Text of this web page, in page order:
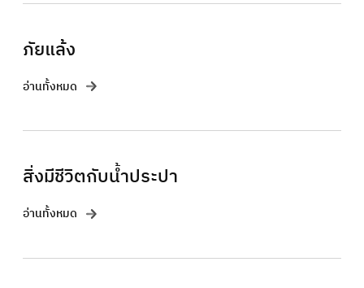
ภัยแล้ง
อ่านทั้งหมด
สิ่งมีชีวิตกับน้ำประปา
อ่านทั้งหมด